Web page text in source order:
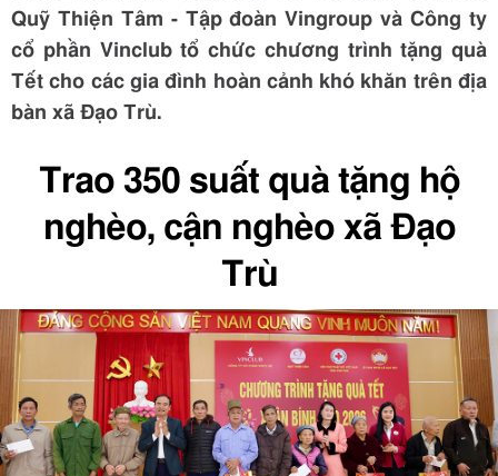
Quỹ Thiện Tâm - Tập đoàn Vingroup và Công ty
cổ phần Vinclub tổ chức chương trình tặng quà
Tết cho các gia đình hoàn cảnh khó khăn trên địa
bàn xã Đạo Trù.
Trao 350 suất quà tặng hộ
nghèo, cận nghèo xã Đạo
Trù